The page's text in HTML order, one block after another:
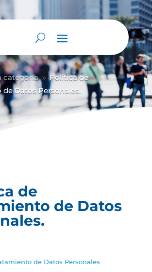
categoría 9 Política de
Datos Personales.
de
de Datos
de Datos Personales